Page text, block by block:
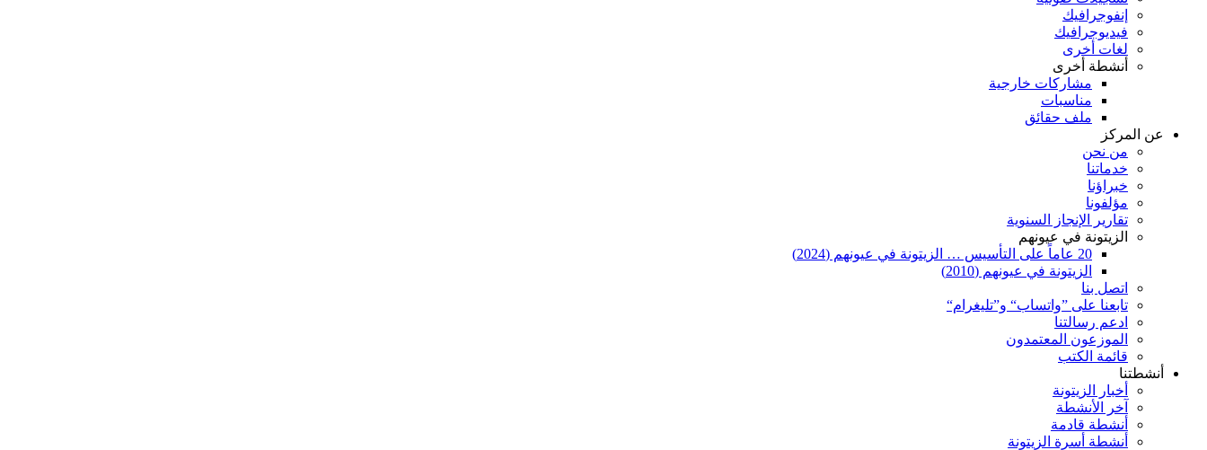
إنفوجرافيك
فيديوجرافيك
لغات أخرى
أنشطة أخرى
مشاركات خارجية
مناسبات
ملف حقائق
عن المركز
من نحن
خدماتنا
خبراؤنا
مؤلفونا
تقارير الإنجاز السنوية
الزيتونة في عيونهم
20 عاماً على التأسيس … الزيتونة في عيونهم (2024)
الزيتونة في عيونهم (2010)
اتصل بنا
تابعنا على ”واتساب“ و”تليغرام“
ادعم رسالتنا
الموزعون المعتمدون
قائمة الكتب
أنشطتنا
أخبار الزيتونة
آخر الأنشطة
أنشطة قادمة
أنشطة أسرة الزيتونة